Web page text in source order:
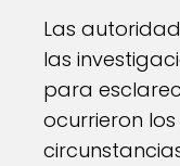
Las
las
para
ocurrieron